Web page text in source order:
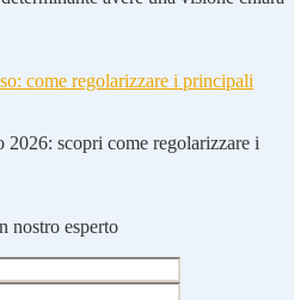
come regolarizzare i principali
scopri come regolarizzare i
nostro esperto